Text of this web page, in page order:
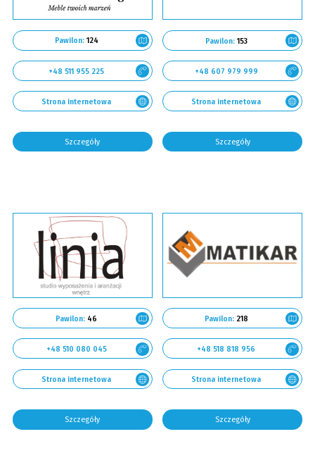
Pawilon:124
+48 511 955 225
Strona internetowa
Szczegóły
Pawilon:153
+48 607 979 999
Strona internetowa
Szczegóły
Pawilon: 46
+48 510 080 045
Strona internetowa
Szczegóły
Pawilon:218
+48 518 818 956
Strona internetowa
Szczegóły